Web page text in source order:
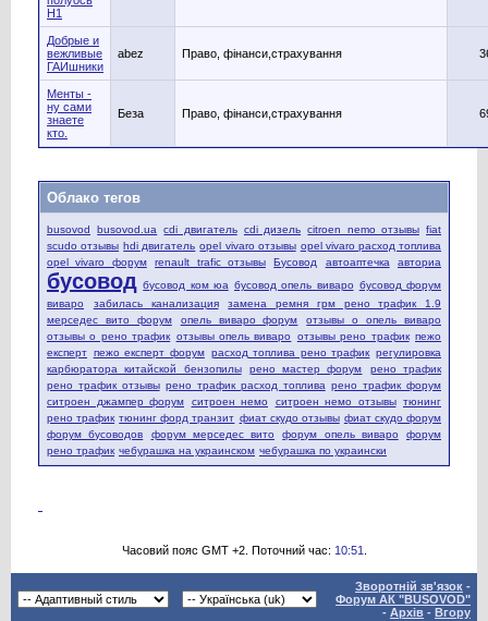
Н1
Добрые и
вежливые
ГАИшники
abez Право, фінанси,страхування
Менты -
ну сами
знаете
кто.
Беза Право, фінанси,страхування
Облако тегов
busovod busovod.ua cdi двигатель cdi дизель citroen nemo отзывы fiat
scudo отзывы hdi двигатель opel vivaro отзывы opel vivaro расход топлива
opel vivaro форум
renault trafic отзывы Бусовод автоаптечка авториа
бусовод бусовод ком юа бусовод опель виваро бусовод форум
виваро
забилась канализация
замена ремня грм рено трафик 1.9
мерседес вито форум
опель виваро форум
отзывы о опель виваро
отзывы о рено трафик отзывы опель виваро отзывы рено трафик пежо
експерт пежо експерт форум расход топлива рено трафик регулировка
карбюратора китайской бензопилы
рено мастер форум
рено трафик
рено трафик отзывы рено трафик расход топлива рено трафик форум
ситроен джампер форум
ситроен немо ситроен немо отзывы тюнинг
рено трафик тюнинг форд транзит фиат скудо отзывы фиат скудо форум
форум бусоводов
форум мерседес вито форум опель виваро
форум
рено трафик чебурашка на украинском чебурашка по украински
Часовий пояс GMT +2. Поточний час: 10:51
Зворотній зв'язок -
Форум АК "BUSOVOD"
- Архів - Вгору